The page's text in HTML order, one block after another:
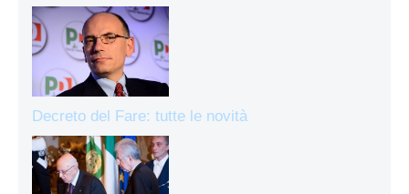
Decreto del Fare: tutte le novità